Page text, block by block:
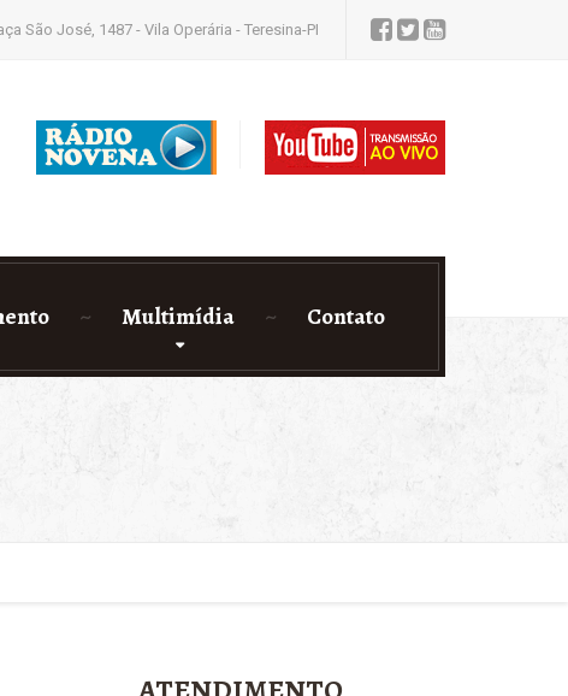
São José, 1487 - Vila Operária - Teresina-PI
Multimídia Contato